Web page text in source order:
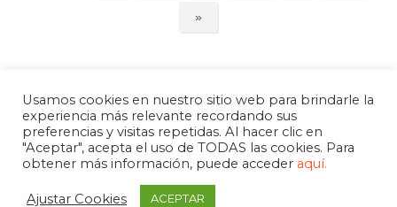
»
Usamos cookies en nuestro sitio web para brindarle la
experiencia más relevante recordando sus
preferencias y visitas repetidas. Al hacer clic en
"Aceptar", acepta el uso de TODAS las cookies. Para
obtener más información, puede acceder aquí.
Ajustar Cookies ACEPTAR